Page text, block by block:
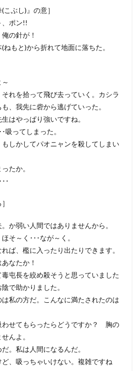
ぶし)』の意］
ポン!!
針が！
と)から折れて地面に落ちた。
を拾って飛び去っていく。カシラ
、我先に砦から逃げていった。
っぱり強いですね。
吸ってしまった。
してパオニャンを殺してしまい
たか。
･
か弱い人間ではありませんから。
く･･･なが～く。
ば、檻に入ったり出たりできます。
たか！
屯長を絞め殺そうと思っていました
で助かりました。
私の方だ。こんなに満たされたのは
てもらったらどうですか？ 胸の
んよ。
。私は人間になるんだ。
っちゃいけない。複雑ですね